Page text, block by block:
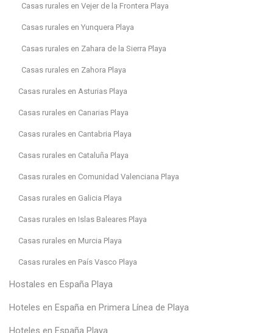
Casas rurales en Vejer de la Frontera Playa
Casas rurales en Yunquera Playa
Casas rurales en Zahara de la Sierra Playa
Casas rurales en Zahora Playa
Casas rurales en Asturias Playa
Casas rurales en Canarias Playa
Casas rurales en Cantabria Playa
Casas rurales en Cataluña Playa
Casas rurales en Comunidad Valenciana Playa
Casas rurales en Galicia Playa
Casas rurales en Islas Baleares Playa
Casas rurales en Murcia Playa
Casas rurales en País Vasco Playa
Hostales en España Playa
Hoteles en España en Primera Línea de Playa
Hoteles en España Playa